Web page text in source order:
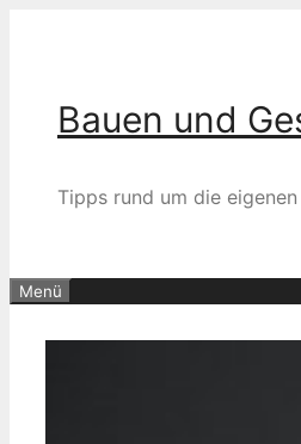
Bauen und
Tipps rund um die
Menü